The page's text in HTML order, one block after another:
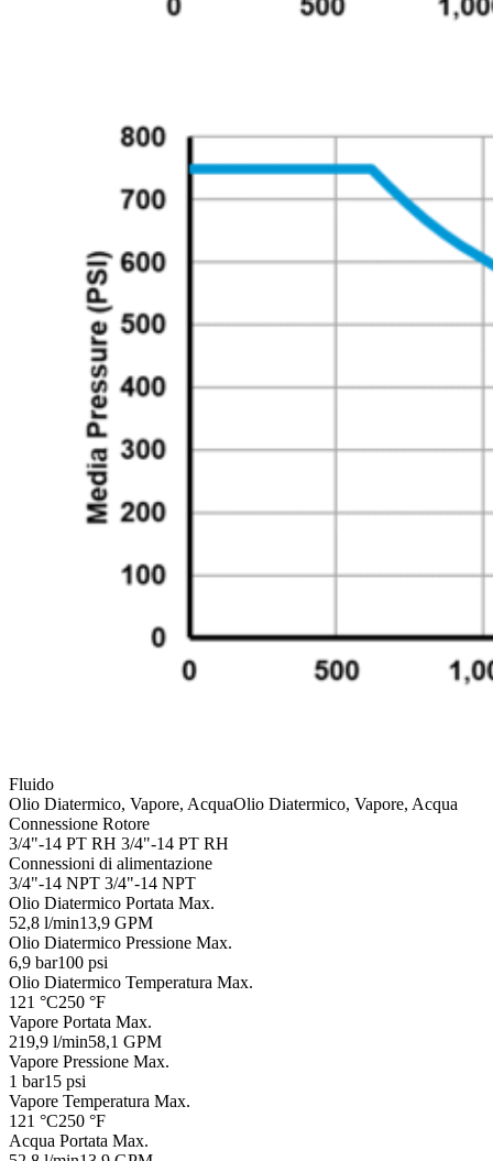
Fluido
Olio Diatermico, Vapore, AcquaOlio Diatermico, Vapore, Acqua
Connessione Rotore
3/4"-14 PT RH 3/4"-14 PT RH
Connessioni di alimentazione
3/4"-14 NPT 3/4"-14 NPT
Olio Diatermico Portata Max.
52,8 l/min13,9 GPM
Olio Diatermico Pressione Max.
6,9 bar100 psi
Olio Diatermico Temperatura Max.
121 °C250 °F
Vapore Portata Max.
219,9 l/min58,1 GPM
Vapore Pressione Max.
1 bar15 psi
Vapore Temperatura Max.
121 °C250 °F
Acqua Portata Max.